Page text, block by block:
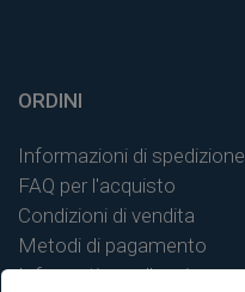
ORDINI
Informazioni di spedizione
FAQ per l'acquisto
Condizioni di vendita
Metodi di pagamento
Informativa sulla privacy